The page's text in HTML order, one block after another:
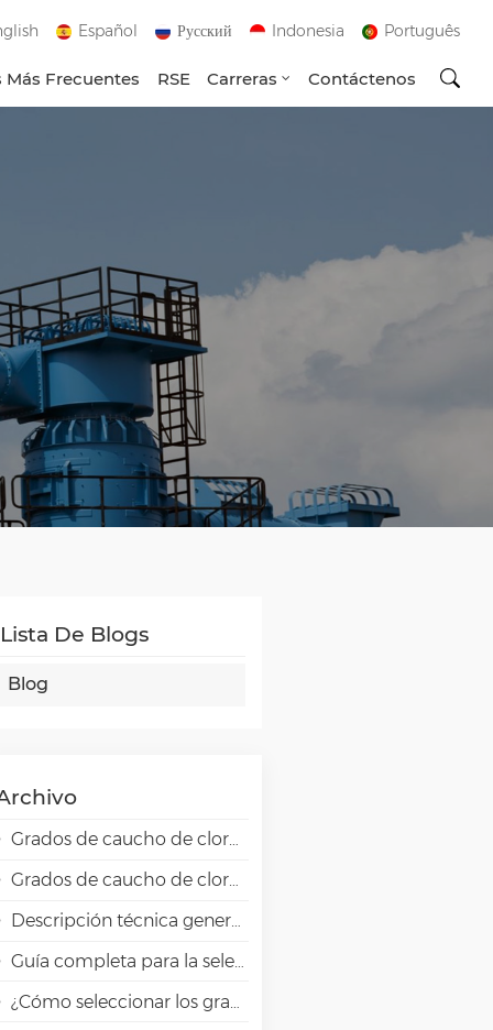
Español Русский Indonesia Português
Más Frecuentes RSE Carreras Contáctenos
Lista De Blogs
Blog
Grados de caucho de cloropreno Skyprene para aplicaciones adhesivas
Grados de caucho de cloropreno Skyprene para aplicaciones industriales
Descripción técnica general de la resina de alta barrera EVAL EVOH en aplicaciones de envasado.
Guía completa para la selección de emulsiones VAE
¿Cómo seleccionar los grados adecuados de alcohol polivinílico (PVA) para aplicaciones en papeles especiales?